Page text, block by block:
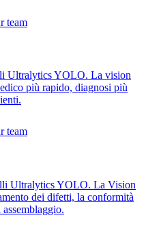
Ultralytics YOLO. La vision
più rapido, diagnosi più
Ultralytics YOLO. La Vision
dei difetti, la conformità